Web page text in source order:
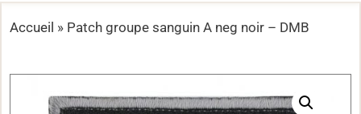
Accueil » Patch groupe sanguin A neg noir – DMB